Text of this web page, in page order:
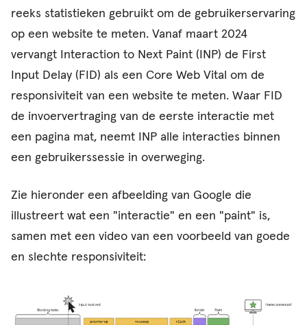
reeks statistieken gebruikt om de gebruikerservaring
op een website te meten. Vanaf maart 2024
vervangt Interaction to Next Paint (INP) de First
Input Delay (FID) als een Core Web Vital om de
responsiviteit van een website te meten. Waar FID
de invoervertraging van de eerste interactie met
een pagina mat, neemt INP alle interacties binnen
een gebruikerssessie in overweging.
Zie hieronder een afbeelding van Google die
illustreert wat een "interactie" en een "paint" is,
samen met een video van een voorbeeld van goede
en slechte responsiviteit: